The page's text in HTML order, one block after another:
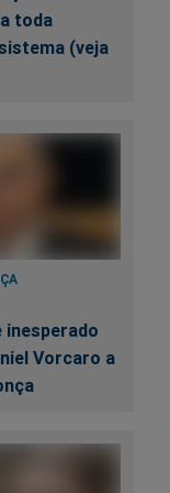
toda
(veja
inesperado
Vorcaro a